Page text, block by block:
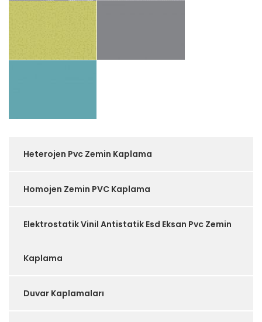
Heterojen Pvc Zemin Kaplama
Homojen Zemin PVC Kaplama
Elektrostatik Vinil Antistatik Esd Eksan Pvc Zemin
Kaplama
Duvar Kaplamaları